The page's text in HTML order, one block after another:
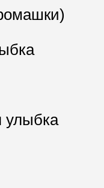
улыбка